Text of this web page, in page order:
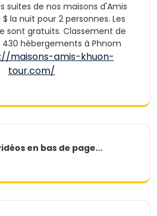
suites de nos maisons d'Amis
la nuit pour 2 personnes. Les
sont gratuits. Classement de
430 hébergements à Phnom
maisons-amis-khuon-
tour.com/
en bas de page...